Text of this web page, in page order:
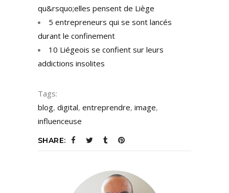
qu&rsquo;elles pensent de Liège
5 entrepreneurs qui se sont lancés
durant le confinement
10 Liégeois se confient sur leurs
addictions insolites
Tags:
blog, digital, entreprendre, image,
influenceuse
SHARE: